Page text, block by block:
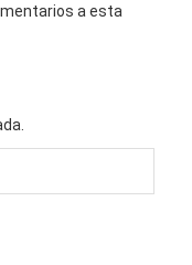
a esta